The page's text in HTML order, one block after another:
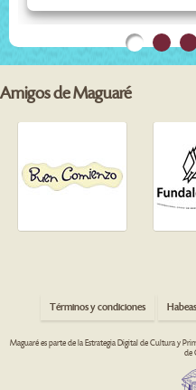
Amigos de Maguaré
Términos y condiciones
Maguaré es parte de la Estrategia Digital de Cultura y
de